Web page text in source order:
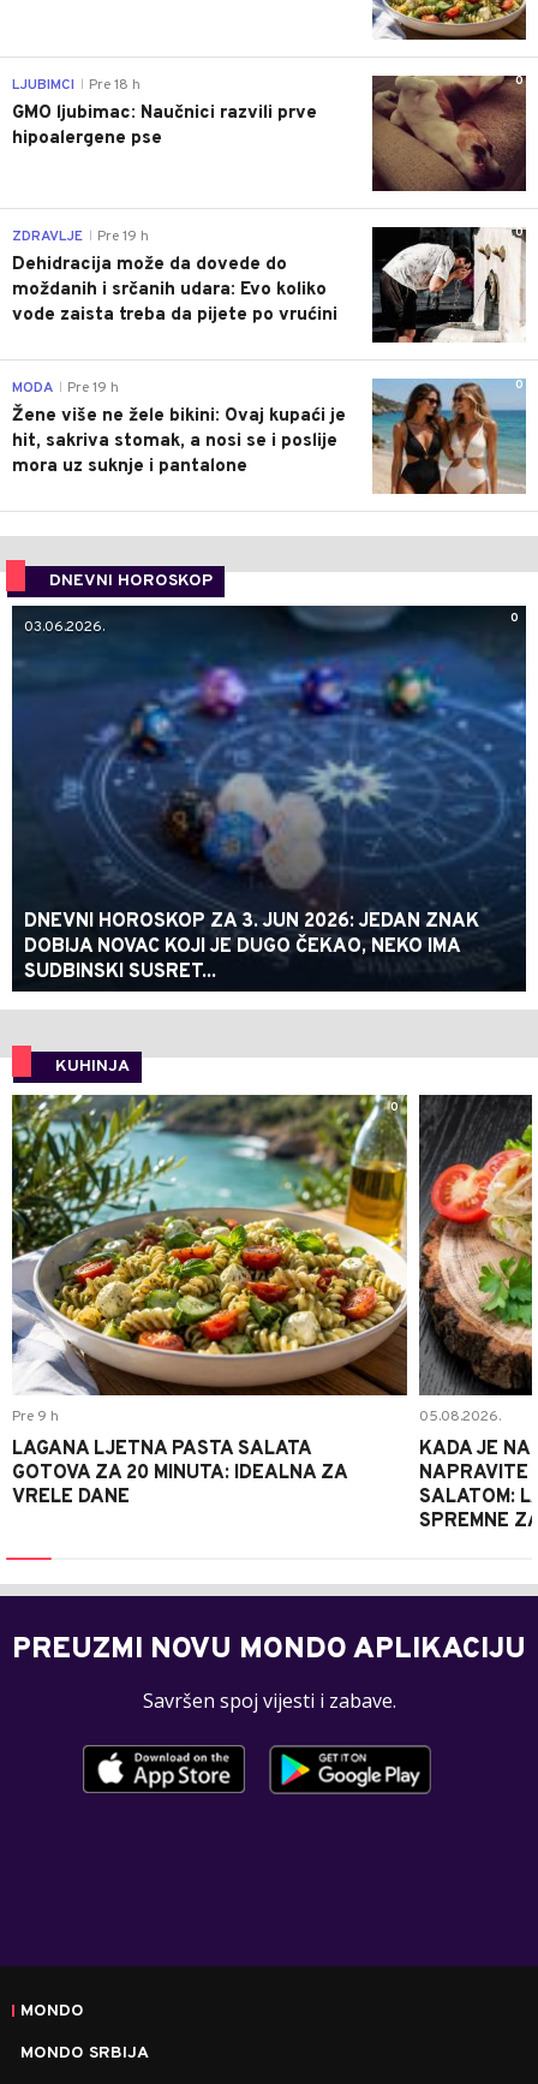
0
LJUBIMCI Pre 18 h
GMO ljubimac: Naučnici razvili prve
hipoalergene pse
0
ZDRAVLJE Pre 19 h
Dehidracija može da dovede do
moždanih i srčanih udara: Evo koliko
vode zaista treba da pijete po vrućini
0
MODA Pre 19 h
Žene više ne žele bikini: Ovaj kupaći je
hit, sakriva stomak, a nosi se i poslije
mora uz suknje i pantalone
DNEVNI HOROSKOP
0
03.06.2026.
DNEVNI HOROSKOP ZA 3. JUN 2026: JEDAN ZNAK
DOBIJA NOVAC KOJI JE DUGO ČEKAO, NEKO IMA
SUDBINSKI SUSRET...
KUHINJA
0
Pre 9 h
LAGANA LJETNA PASTA SALATA
GOTOVA ZA 20 MINUTA: IDEALNA ZA
VRELE DANE
05.08.2026.
KADA JE
NAPRAVITE
SALATOM:
SPREMNE
PREUZMI NOVU MONDO APLIKACIJU
Savršen spoj vijesti i zabave.
MONDO
MONDO SRBIJA